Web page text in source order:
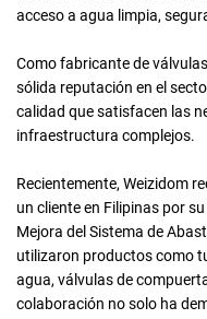
acceso a agua limpia,
Como fabricante de
sólida reputación en el
calidad que satisfacen las
infraestructura complejos.
Recientemente, Weizidom
un cliente en Filipinas por
Mejora del Sistema de
utilizaron productos como
agua, válvulas de
colaboración no solo ha